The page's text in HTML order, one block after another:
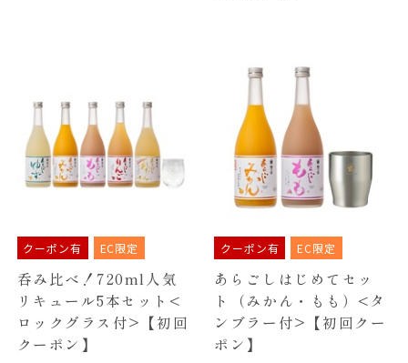
クーポン有 EC限定
呑み比べ！720ml人気
リキュール5本セット<
ロックグラス付>【初回
クーポン】
クーポン有 EC限定
あらごしはじめてセッ
ト（みかん・もも）<タ
ンブラー付>【初回クー
ポン】